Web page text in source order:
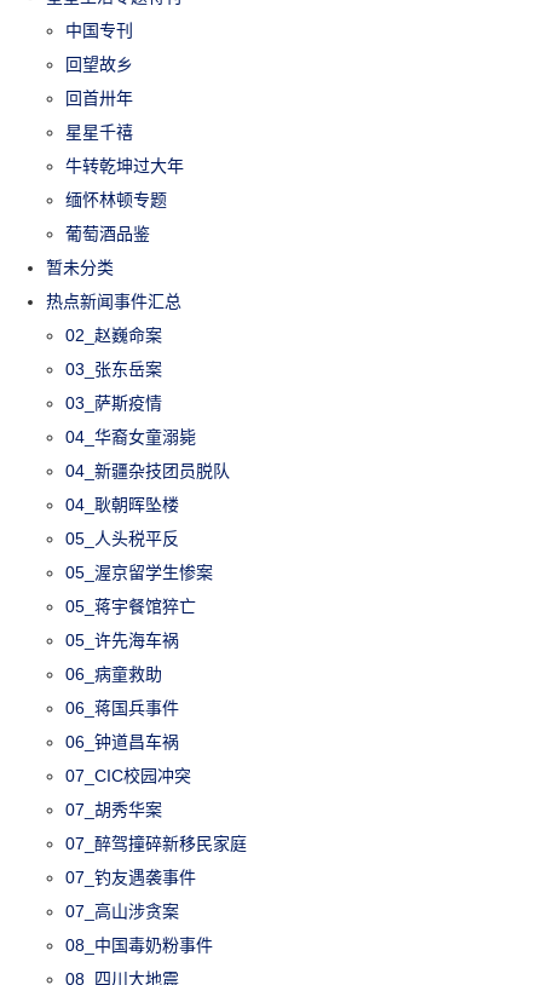
中国专刊
回望故乡
回首卅年
星星千禧
牛转乾坤过大年
缅怀林顿专题
葡萄酒品鉴
暂未分类
热点新闻事件汇总
02_赵巍命案
03_张东岳案
03_萨斯疫情
04_华裔女童溺毙
04_新疆杂技团员脱队
04_耿朝晖坠楼
05_人头税平反
05_渥京留学生惨案
05_蒋宇餐馆猝亡
05_许先海车祸
06_病童救助
06_蒋国兵事件
06_钟道昌车祸
07_CIC校园冲突
07_胡秀华案
07_醉驾撞碎新移民家庭
07_钓友遇袭事件
07_高山涉贪案
08_中国毒奶粉事件
08_四川大地震